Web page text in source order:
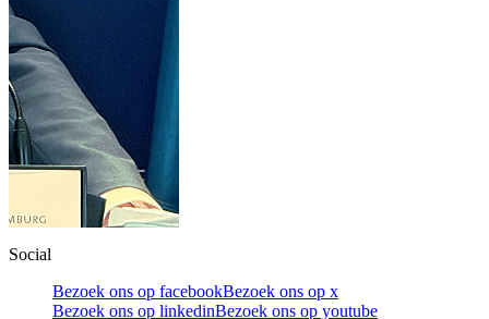
Social
Bezoek ons op facebookBezoek ons op x
Bezoek ons op linkedinBezoek ons op youtube